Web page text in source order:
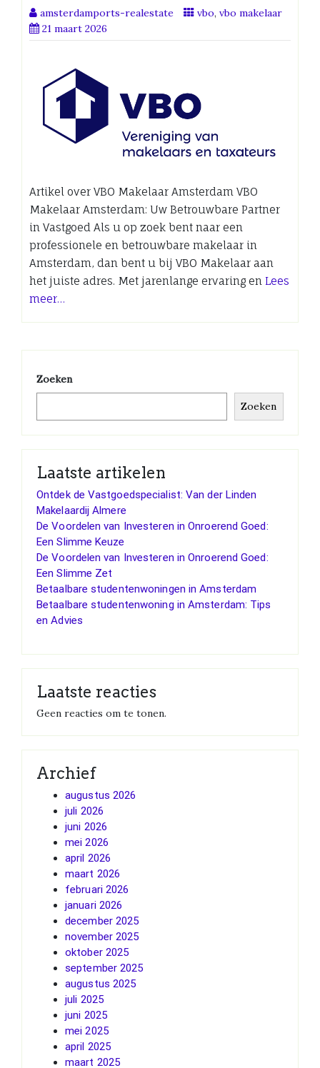
amsterdamports-realestate vbo, vbo makelaar
21 maart 2026
Artikel over VBO Makelaar Amsterdam VBO
Makelaar Amsterdam: Uw Betrouwbare Partner
in Vastgoed Als u op zoek bent naar een
professionele en betrouwbare makelaar in
Amsterdam, dan bent u bij VBO Makelaar aan
het juiste adres. Met jarenlange ervaring en Lees
meer…
Zoeken
Zoeken
Laatste artikelen
Ontdek de Vastgoedspecialist: Van der Linden
Makelaardij Almere
De Voordelen van Investeren in Onroerend Goed:
Een Slimme Keuze
De Voordelen van Investeren in Onroerend Goed:
Een Slimme Zet
Betaalbare studentenwoningen in Amsterdam
Betaalbare studentenwoning in Amsterdam: Tips
en Advies
Laatste reacties
Geen reacties om te tonen.
Archief
augustus 2026
juli 2026
juni 2026
mei 2026
april 2026
maart 2026
februari 2026
januari 2026
december 2025
november 2025
oktober 2025
september 2025
augustus 2025
juli 2025
juni 2025
mei 2025
april 2025
maart 2025